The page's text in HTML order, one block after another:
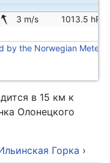
3 m/s 1013.5 hPa
by the Norwegian
в 15 км к
Олонецкого
Горка ›